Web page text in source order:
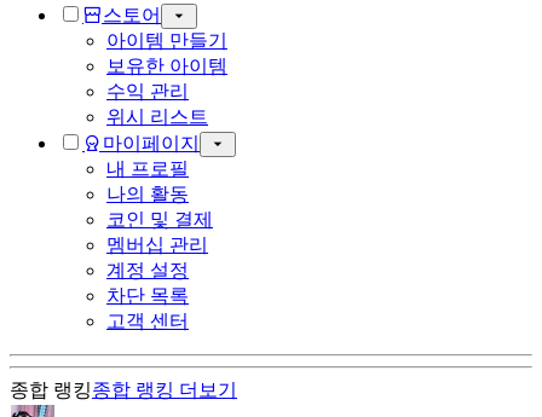
스토어
아이템 만들기
보유한 아이템
수익 관리
위시 리스트
마이페이지
내 프로필
나의 활동
코인 및 결제
멤버십 관리
계정 설정
차단 목록
고객 센터
종합 랭킹종합 랭킹 더보기